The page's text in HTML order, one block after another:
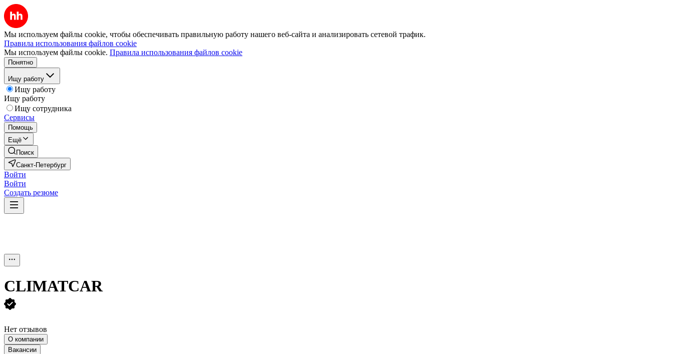
Мы используем файлы cookie, чтобы обеспечивать правильную работу нашего веб-сайта и анализировать сетевой трафик.
Правила использования файлов cookie
Мы используем файлы cookie. Правила использования файлов cookie
Понятно
Ищу работу
Ищу работу
Ищу работу
Ищу сотрудника
Сервисы
Помощь
Ещё
Поиск
Санкт-Петербург
Войти
Войти
Создать резюме
CLIMATCAR
Нет отзывов
О компании
Вакансии